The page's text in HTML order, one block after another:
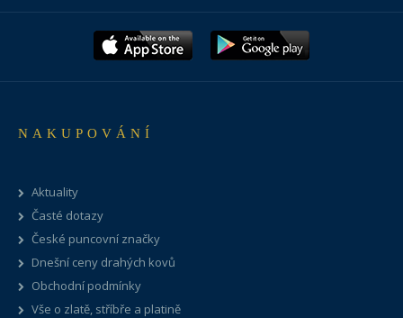
NAKUPOVÁNÍ
Aktuality
Časté dotazy
České puncovní značky
Dnešní ceny drahých kovů
Obchodní podmínky
Vše o zlatě, stříbře a platině